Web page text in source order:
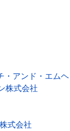
アンド・エムヘ
株式会社
式会社